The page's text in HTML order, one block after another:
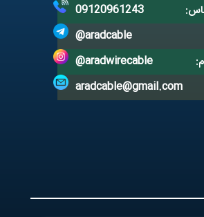
09120961243
@aradcable
@aradwirecable
aradcable@gmail.com